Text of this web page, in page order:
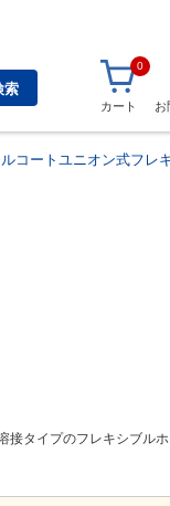
索
0
カート お
コートユニオン式フレ
接タイプのフレキシブル